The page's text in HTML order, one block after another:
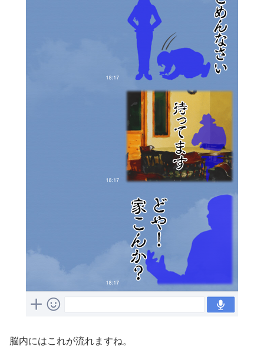
脳内にはこれが流れますね。